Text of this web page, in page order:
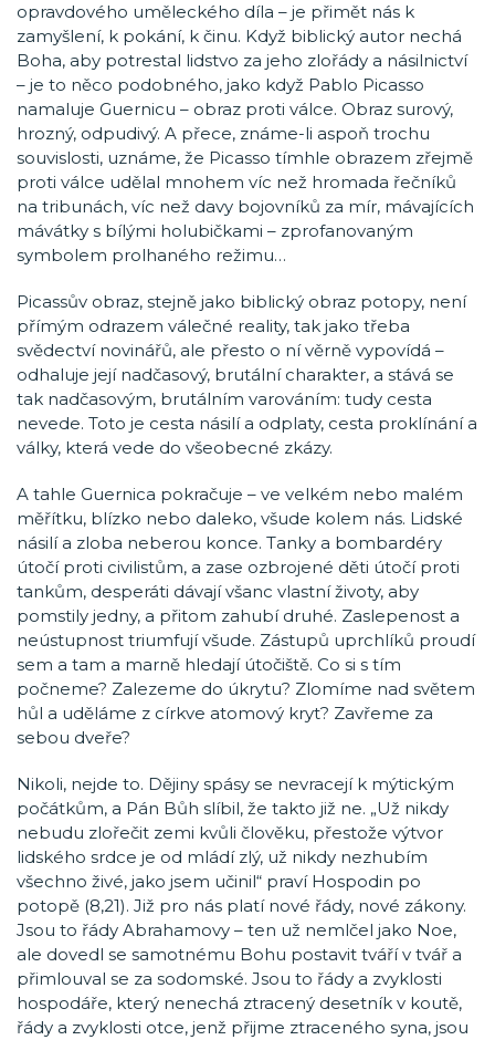
opravdového uměleckého díla – je přimět nás k
zamyšlení, k pokání, k činu. Když biblický autor nechá
Boha, aby potrestal lidstvo za jeho zlořády a násilnictví
– je to něco podobného, jako když Pablo Picasso
namaluje Guernicu – obraz proti válce. Obraz surový,
hrozný, odpudivý. A přece, známe-li aspoň trochu
souvislosti, uznáme, že Picasso tímhle obrazem zřejmě
proti válce udělal mnohem víc než hromada řečníků
na tribunách, víc než davy bojovníků za mír, mávajících
mávátky s bílými holubičkami – zprofanovaným
symbolem prolhaného režimu…
Picassův obraz, stejně jako biblický obraz potopy, není
přímým odrazem válečné reality, tak jako třeba
svědectví novinářů, ale přesto o ní věrně vypovídá –
odhaluje její nadčasový, brutální charakter, a stává se
tak nadčasovým, brutálním varováním: tudy cesta
nevede. Toto je cesta násilí a odplaty, cesta proklínání a
války, která vede do všeobecné zkázy.
A tahle Guernica pokračuje – ve velkém nebo malém
měřítku, blízko nebo daleko, všude kolem nás. Lidské
násilí a zloba neberou konce. Tanky a bombardéry
útočí proti civilistům, a zase ozbrojené děti útočí proti
tankům, desperáti dávají všanc vlastní životy, aby
pomstily jedny, a přitom zahubí druhé. Zaslepenost a
neústupnost triumfují všude. Zástupů uprchlíků proudí
sem a tam a marně hledají útočiště. Co si s tím
počneme? Zalezeme do úkrytu? Zlomíme nad světem
hůl a uděláme z církve atomový kryt? Zavřeme za
sebou dveře?
Nikoli, nejde to. Dějiny spásy se nevracejí k mýtickým
počátkům, a Pán Bůh slíbil, že takto již ne. „Už nikdy
nebudu zlořečit zemi kvůli člověku, přestože výtvor
lidského srdce je od mládí zlý, už nikdy nezhubím
všechno živé, jako jsem učinil“ praví Hospodin po
potopě (8,21). Již pro nás platí nové řády, nové zákony.
Jsou to řády Abrahamovy – ten už nemlčel jako Noe,
ale dovedl se samotnému Bohu postavit tváří v tvář a
přimlouval se za sodomské. Jsou to řády a zvyklosti
hospodáře, který nenechá ztracený desetník v koutě,
řády a zvyklosti otce, jenž přijme ztraceného syna, jsou